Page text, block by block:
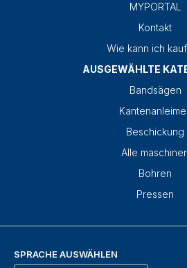
MYPORTAL
Kontakt
Wie kann ich
AUSGEWÄHLTE
Bandsägen
Beschickung
Alle
Bohren
Pressen
SPRACHE AUSWÄHLEN